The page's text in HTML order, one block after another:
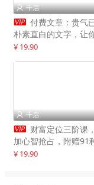
 千启
 付费文章：贵气
朴素直白的文字，让
道，该如何接住这一
¥ 19.90
 千启
 财富定位三阶课
加心智抢占，附赠91
略模型
¥ 19.90